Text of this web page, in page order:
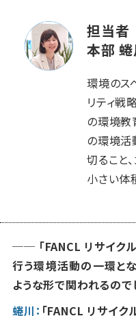
担当者
本部 蜷
環境のス
リティ戦
の環境教
の環境活
切ること
小さい体
── 「FANCL リサイク
行う環境活動の一環と
ような形で関われるので
蜷川： 「FANCL リサイク